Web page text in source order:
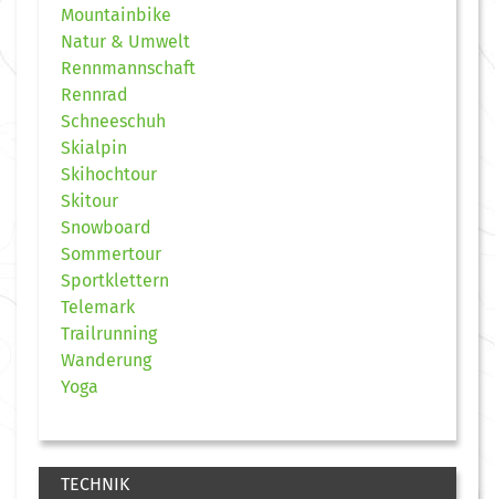
Mountainbike
Natur & Umwelt
Rennmannschaft
Rennrad
Schneeschuh
Skialpin
Skihochtour
Skitour
Snowboard
Sommertour
Sportklettern
Telemark
Trailrunning
Wanderung
Yoga
TECHNIK